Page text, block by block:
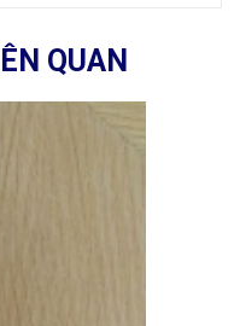
QUAN